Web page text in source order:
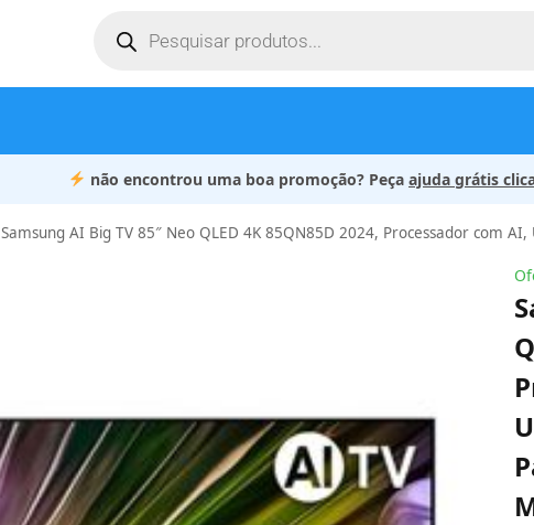
não encontrou uma boa promoção? Peça ajuda grátis
Samsung AI Big TV 85″ Neo QLED 4K 85QN85D 2024, Processador com AI,